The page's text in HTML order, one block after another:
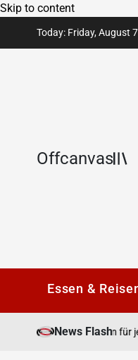
Skip to content
Today: Friday, August
Offcanvas
Essen &
News Flash
für jede